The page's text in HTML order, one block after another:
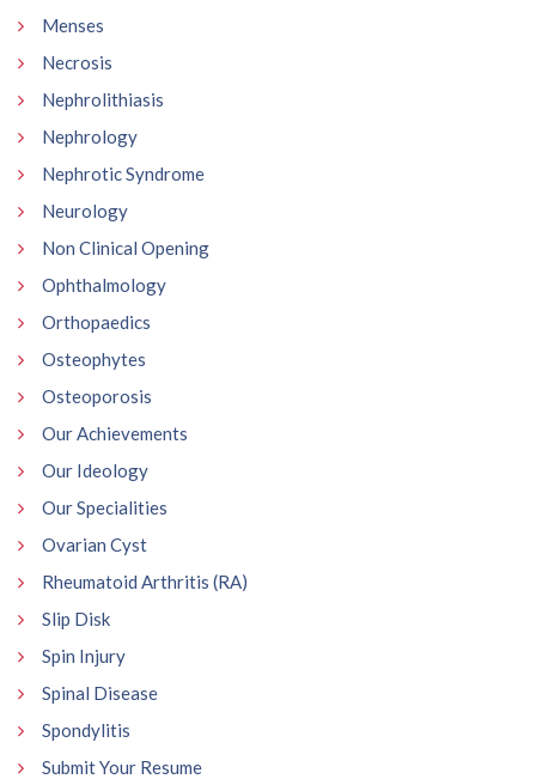
Menses
Necrosis
Nephrolithiasis
Nephrology
Nephrotic Syndrome
Neurology
Non Clinical Opening
Ophthalmology
Orthopaedics
Osteophytes
Osteoporosis
Our Achievements
Our Ideology
Our Specialities
Ovarian Cyst
Rheumatoid Arthritis (RA)
Slip Disk
Spin Injury
Spinal Disease
Spondylitis
Submit Your Resume